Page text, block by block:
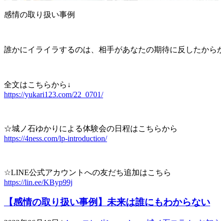
感情の取り扱い事例
誰かにイライラするのは、相手があなたの期待に反したから
全文はこちらから↓
https://yukari123.com/22_0701/
☆城ノ石ゆかりによる体験会の日程はこちらから
https://4ness.com/lp-introduction/
☆LINE公式アカウントへの友だち追加はこちら
https://lin.ee/KByp99j
【感情の取り扱い事例】未来は誰にもわからない